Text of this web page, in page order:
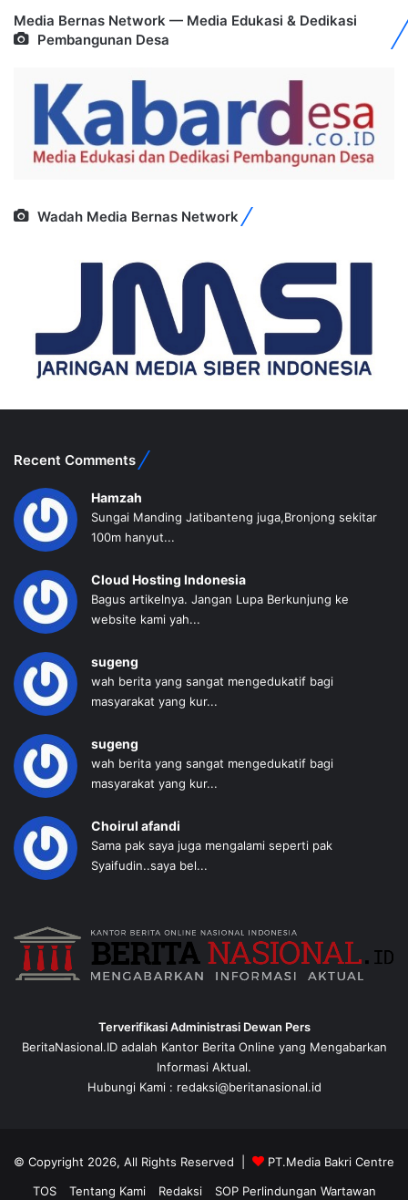
Media Bernas Network — Media Edukasi & Dedikasi
Pembangunan Desa
Wadah Media Bernas Network
Recent Comments
Hamzah
Sungai Manding Jatibanteng juga,Bronjong sekitar
100m hanyut...
Cloud Hosting Indonesia
Bagus artikelnya. Jangan Lupa Berkunjung ke
website kami yah...
sugeng
wah berita yang sangat mengedukatif bagi
masyarakat yang kur...
sugeng
wah berita yang sangat mengedukatif bagi
masyarakat yang kur...
Choirul afandi
Sama pak saya juga mengalami seperti pak
Syaifudin..saya bel...
Terverifikasi Administrasi Dewan Pers
BeritaNasional.ID adalah Kantor Berita Online yang Mengabarkan
Informasi Aktual.
Hubungi Kami : redaksi@beritanasional.id
© Copyright 2026, All Rights Reserved |
PT.Media Bakri Centre
TOS
Tentang Kami Redaksi SOP Perlindungan Wartawan